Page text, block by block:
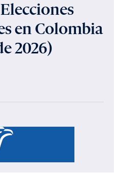
en Colombia
2026)